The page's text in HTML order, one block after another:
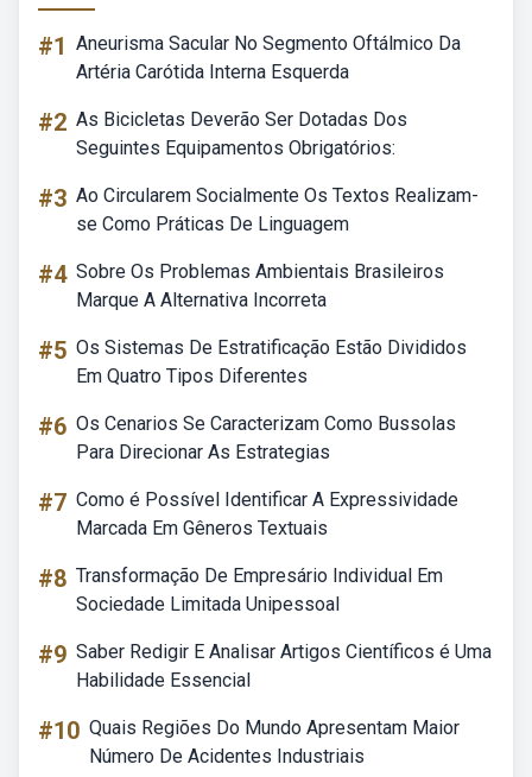
#1 Aneurisma Sacular No Segmento Oftálmico Da
Artéria Carótida Interna Esquerda
#2 As Bicicletas Deverão Ser Dotadas Dos
Seguintes Equipamentos Obrigatórios:
#3 Ao Circularem Socialmente Os Textos Realizam-
se Como Práticas De Linguagem
#4 Sobre Os Problemas Ambientais Brasileiros
Marque A Alternativa Incorreta
#5 Os Sistemas De Estratificação Estão Divididos
Em Quatro Tipos Diferentes
#6 Os Cenarios Se Caracterizam Como Bussolas
Para Direcionar As Estrategias
#7 Como é Possível Identificar A Expressividade
Marcada Em Gêneros Textuais
#8 Transformação De Empresário Individual Em
Sociedade Limitada Unipessoal
#9 Saber Redigir E Analisar Artigos Científicos é Uma
Habilidade Essencial
#10 Quais Regiões Do Mundo Apresentam Maior
Número De Acidentes Industriais